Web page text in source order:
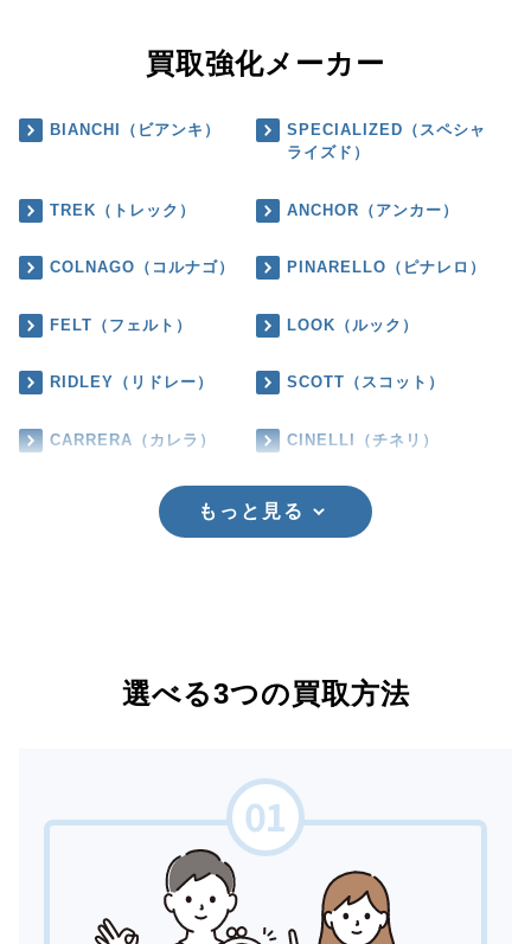
買取強化メーカー
BIANCHI（ビアンキ）
SPECIALIZED（スペシャ
ライズド）
TREK（トレック） ANCHOR（アンカー）
COLNAGO（コルナゴ） PINARELLO（ピナレロ）
FELT（フェルト） LOOK（ルック）
RIDLEY（リドレー） SCOTT（スコット）
CARRERA（カレラ） CINELLI（チネリ）
もっと見る
選べる3つの買取方法